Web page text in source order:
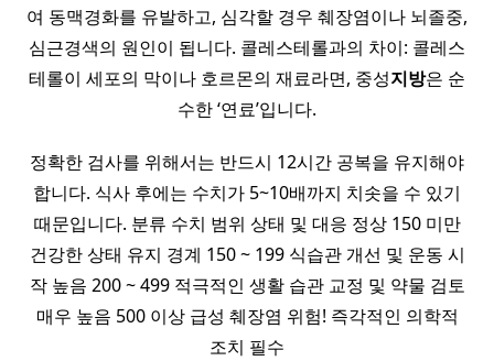
여 동맥경화를 유발하고, 심각할 경우 췌장염이나 뇌졸중,
심근경색의 원인이 됩니다. 콜레스테롤과의 차이: 콜레스
테롤이 세포의 막이나 호르몬의 재료라면, 중성지방은 순
수한 ‘연료’입니다.
정확한 검사를 위해서는 반드시 12시간 공복을 유지해야
합니다. 식사 후에는 수치가 5~10배까지 치솟을 수 있기
때문입니다. 분류 수치 범위 상태 및 대응 정상 150 미만
건강한 상태 유지 경계 150 ~ 199 식습관 개선 및 운동 시
작 높음 200 ~ 499 적극적인 생활 습관 교정 및 약물 검토
매우 높음 500 이상 급성 췌장염 위험! 즉각적인 의학적
조치 필수